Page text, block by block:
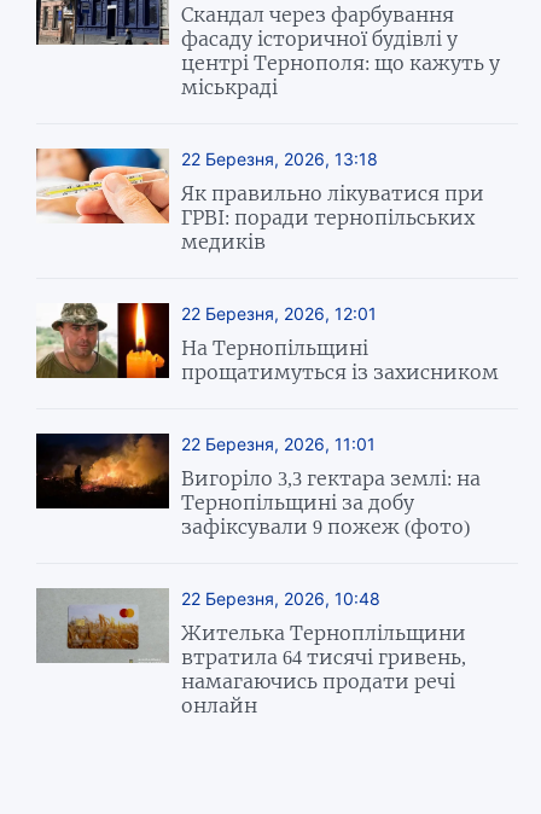
Скандал через фарбування
фасаду історичної будівлі у
центрі Тернополя: що кажуть у
міськраді
22 Березня, 2026, 13:18
Як правильно лікуватися при
ГРВІ: поради тернопільських
медиків
22 Березня, 2026, 12:01
На Тернопільщині
прощатимуться із захисником
22 Березня, 2026, 11:01
Вигоріло 3,3 гектара землі: на
Тернопільщині за добу
зафіксували 9 пожеж (фото)
22 Березня, 2026, 10:48
Жителька Терноплільщини
втратила 64 тисячі гривень,
намагаючись продати речі
онлайн